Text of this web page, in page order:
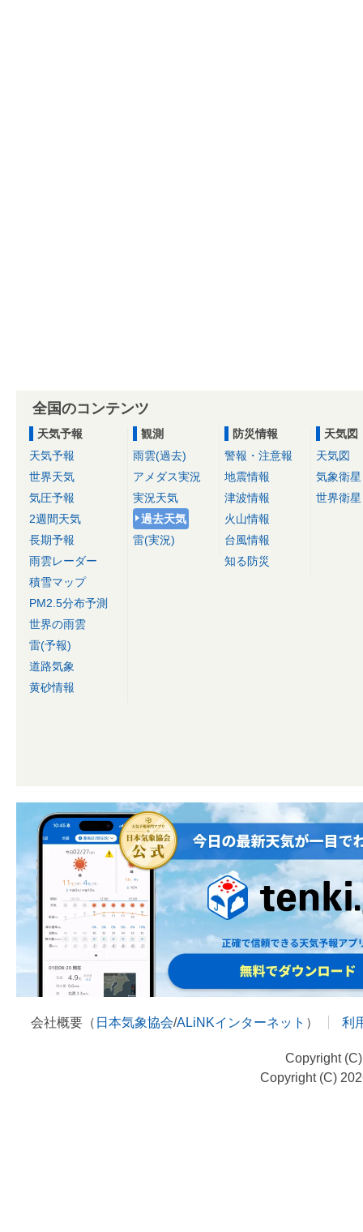
全国のコンテンツ
天気予報
天気予報
世界天気
気圧予報
2週間天気
長期予報
雨雲レーダー
積雪マップ
PM2.5分布予測
世界の雨雲
雷(予報)
道路気象
黄砂情報
観測
雨雲(過去)
アメダス実況
実況天気
過去天気
雷(実況)
防災情報
警報・注意報
地震情報
津波情報
火山情報
台風情報
知る防災
天気図
天気図
気象衛星
世界衛星
会社概要（ 日本気象協会/ALiNKインターネット ） 利
Copyright
Copyright (C)